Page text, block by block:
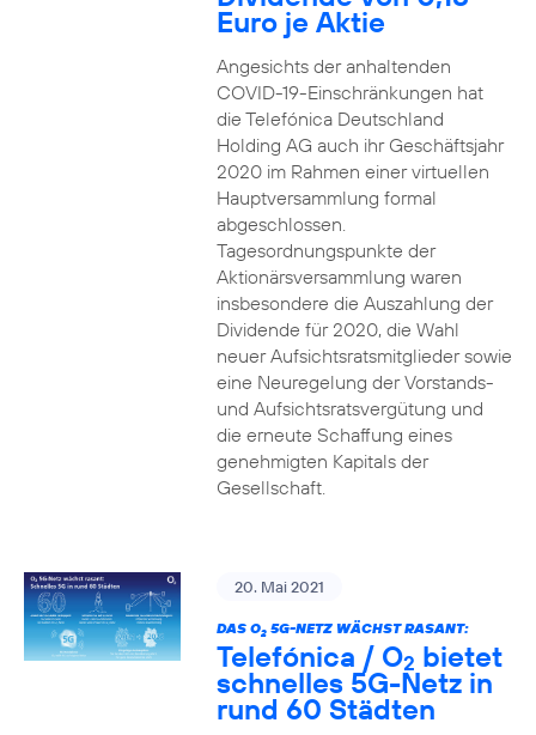
Euro je Aktie
Angesichts der anhaltenden
COVID-19-Einschränkungen hat
die Telefónica Deutschland
Holding AG auch ihr Geschäftsjahr
2020 im Rahmen einer virtuellen
Hauptversammlung formal
abgeschlossen.
Tagesordnungspunkte der
Aktionärsversammlung waren
insbesondere die Auszahlung der
Dividende für 2020, die Wahl
neuer Aufsichtsratsmitglieder sowie
eine Neuregelung der Vorstands-
und Aufsichtsratsvergütung und
die erneute Schaffung eines
genehmigten Kapitals der
Gesellschaft.
20. Mai 2021
DAS O25G-NETZ WÄCHST RASANT:
Telefónica / O2 bietet
schnelles 5G-Netz in
rund 60 Städten